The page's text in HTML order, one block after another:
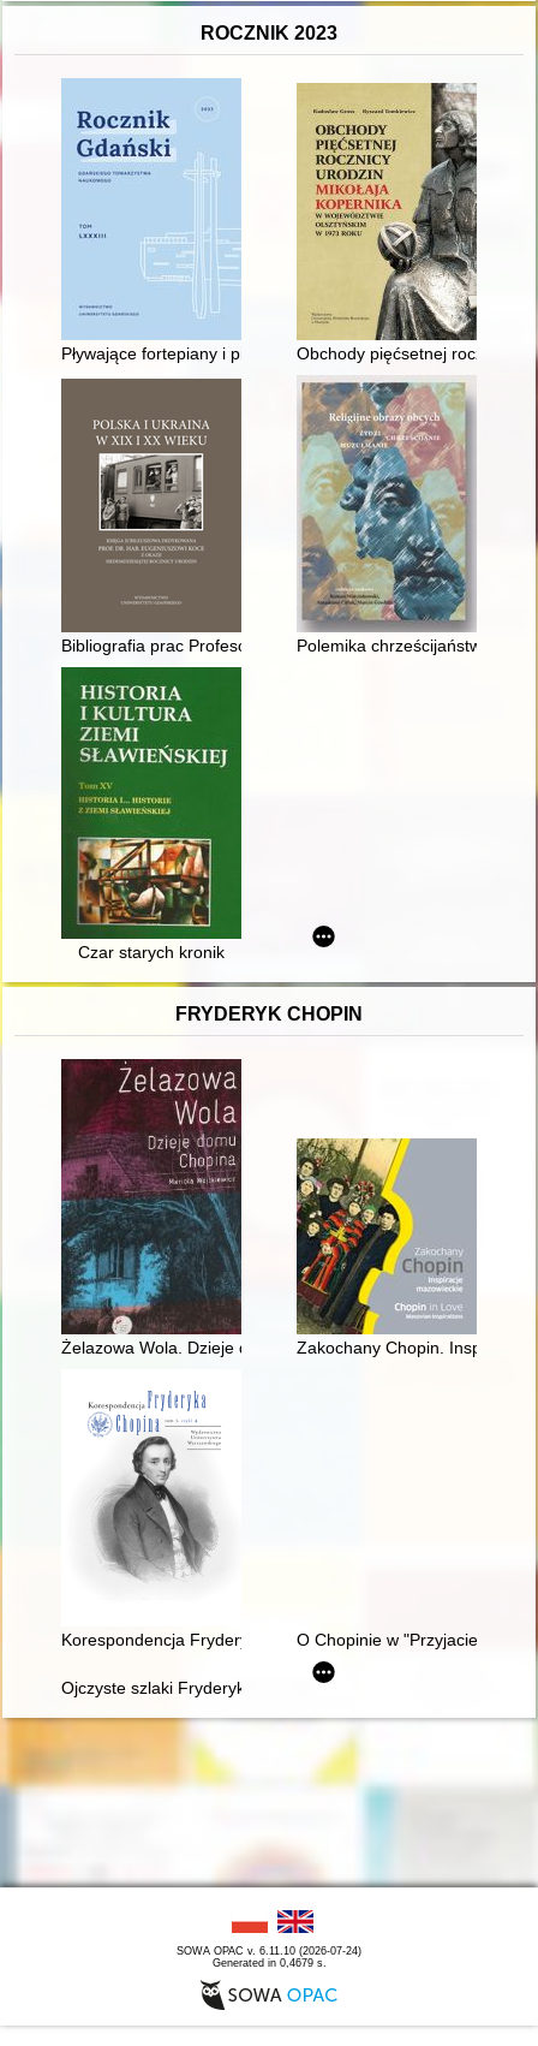
ROCZNIK 2023
Pływające fortepiany i pianina na MS "Batorym"
Obchody pięćsetnej rocznicy
Bibliografia prac Profesora Eugeniusza KokiPolemika chrześcijaństwa z
Czar starych kronik
FRYDERYK CHOPIN
Żelazowa Wola. Dzieje domu ChopinaZakochany Chopin. Inspiracje
Korespondencja Fryderyka Chopina. T. 3 cz. 4
O Chopinie w "Przyjacielu
Ojczyste szlaki Fryderyka Chopina
SOWA OPAC v. 6.11.10 (2026-07-24)
Generated in 0,4679 s.